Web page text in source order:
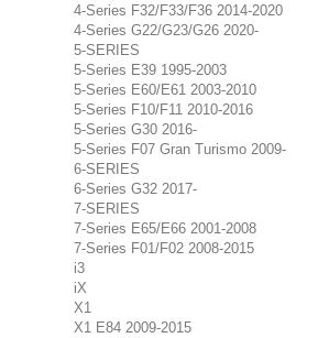
4-Series F32/F33/F36 2014-2020
4-Series G22/G23/G26 2020-
5-SERIES
5-Series E39 1995-2003
5-Series E60/E61 2003-2010
5-Series F10/F11 2010-2016
5-Series G30 2016-
5-Series F07 Gran Turismo 2009-
6-SERIES
6-Series G32 2017-
7-SERIES
7-Series E65/E66 2001-2008
7-Series F01/F02 2008-2015
i3
iX
X1
X1 E84 2009-2015